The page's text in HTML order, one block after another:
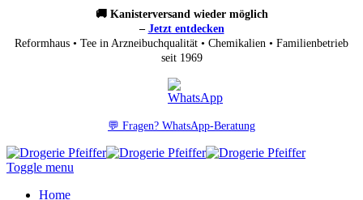
🚚 Kanisterversand wieder möglich
– Jetzt entdecken
Reformhaus • Tee in Arzneibuchqualität • Chemikalien • Familienbetrieb
seit 1969
💬 Fragen? WhatsApp-Beratung
Toggle menu
Home